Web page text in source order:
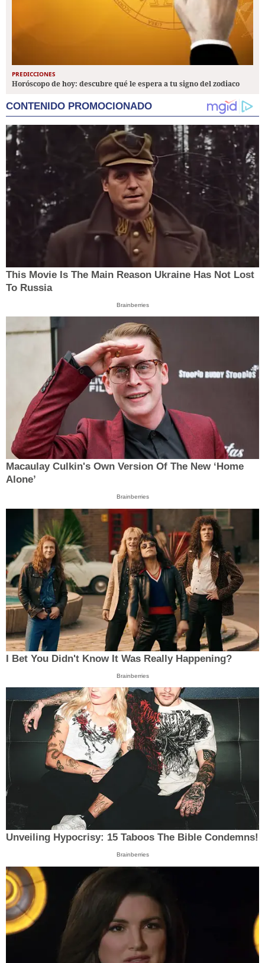
PREDICCIONES
Horóscopo de hoy: descubre qué le espera a tu signo del zodiaco
CONTENIDO PROMOCIONADO
This Movie Is The Main Reason Ukraine Has Not Lost
To Russia
Brainberries
Macaulay Culkin's Own Version Of The New ‘Home
Alone’
Brainberries
I Bet You Didn't Know It Was Really Happening?
Brainberries
Unveiling Hypocrisy: 15 Taboos The Bible Condemns!
Brainberries